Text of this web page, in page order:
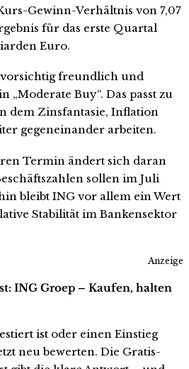
Gewinn-Verhältnis von 7,07
für das erste Quartal
Euro.
vorsichtig freundlich und
„Moderate Buy“. Das passt zu
dem Zinsfantasie, Inflation
gegeneinander arbeiten.
Termin ändert sich daran
sollen im Juli
bleibt ING vor allem ein Wert
Stabilität im Bankensektor
Anzeige
ING Groep – Kaufen, halten
ist oder einen Einstieg
neu bewerten. Die Gratis-